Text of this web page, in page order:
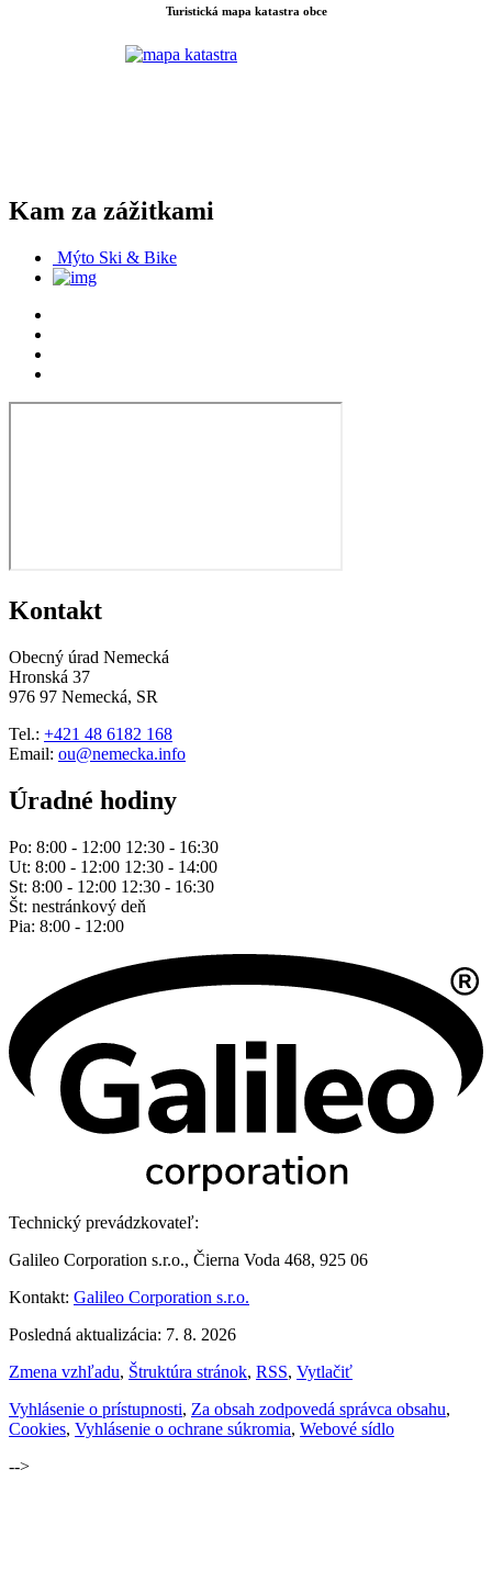
Turistická mapa katastra obce
Kam za zážitkami
Mýto Ski & Bike
Kontakt
Obecný úrad Nemecká
Hronská 37
976 97 Nemecká, SR
Tel.: +421 48 6182 168
Email: ou@nemecka.info
Úradné hodiny
Po: 8:00 - 12:00 12:30 - 16:30
Ut: 8:00 - 12:00 12:30 - 14:00
St: 8:00 - 12:00 12:30 - 16:30
Št: nestránkový deň
Pia: 8:00 - 12:00
Technický prevádzkovateľ:
Galileo Corporation s.r.o., Čierna Voda 468, 925 06
Kontakt: Galileo Corporation s.r.o.
Posledná aktualizácia: 7. 8. 2026
Zmena vzhľadu, Štruktúra stránok, RSS, Vytlačiť
Vyhlásenie o prístupnosti, Za obsah zodpovedá správca obsahu,
Cookies, Vyhlásenie o ochrane súkromia, Webové sídlo
-->